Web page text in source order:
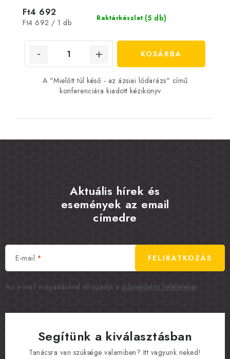
Raktárkészlet (5 db)
Ft4 692
Egységár:
Ft4 692 / 1 db
KOSÁRBA
A "Mielőtt túl késő - az ázsiai lódarázs" című
konferenciára kiadott kézikönyv
Aktuális hírek és
események az email
címedre
E-mail
Az e-mail megadásával elfogadja a adatvédelmi feltételeket.
FELIRATKOZÁS
Segítünk a kiválasztásban
Tanácsra van szüksége valamiben? Itt vagyunk neked!